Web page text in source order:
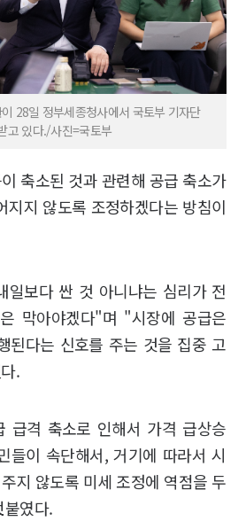
28일 정부세종청사에서 국토부 기자단
고 있다./사진=국토부
축소된 것과 관련해 공급 축소가
지지 않도록 조정하겠다는 방침이
일보다 싼 것 아니냐는 심리가 전
막아야겠다"며 "시장에 공급은
된다는 신호를 주는 것을 집중 고
.
급격 축소로 인해서 가격 급상승
들이 속단해서, 거기에 따라서 시
지 않도록 미세 조정에 역점을 두
였다.